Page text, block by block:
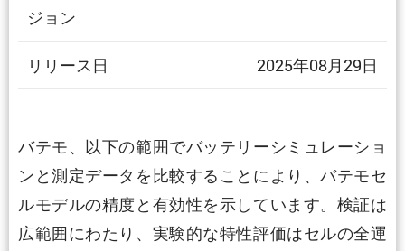
ジョン
リリース日 2025年08月29日
バテモ、以下の範囲でバッテリーシミュレーショ
ンと測定データを比較することにより、バテモセ
ルモデルの精度と有効性を示しています。検証は
広範囲にわたり、実験的な特性評価はセルの全運